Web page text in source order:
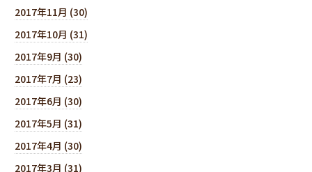
2017年11月 (30)
2017年10月 (31)
2017年9月 (30)
2017年7月 (23)
2017年6月 (30)
2017年5月 (31)
2017年4月 (30)
2017年3月 (31)